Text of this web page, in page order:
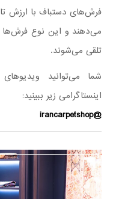
فرش‌های دستباف با ارزش
می‌دهند و این نوع فرش‌ها
تلقی می‌شوند.
شما می‌توانید
اینستاگرامی زیر ببینید:
@irancarpetshop